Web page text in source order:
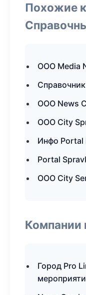
Похожие
ООО Media
ООО News
ООО City
Инфо
Portal
ООО City
Компании
Город Pro